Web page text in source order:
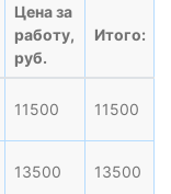
Цена за
работу,
руб.
Итого:
11500 11500
13500 13500